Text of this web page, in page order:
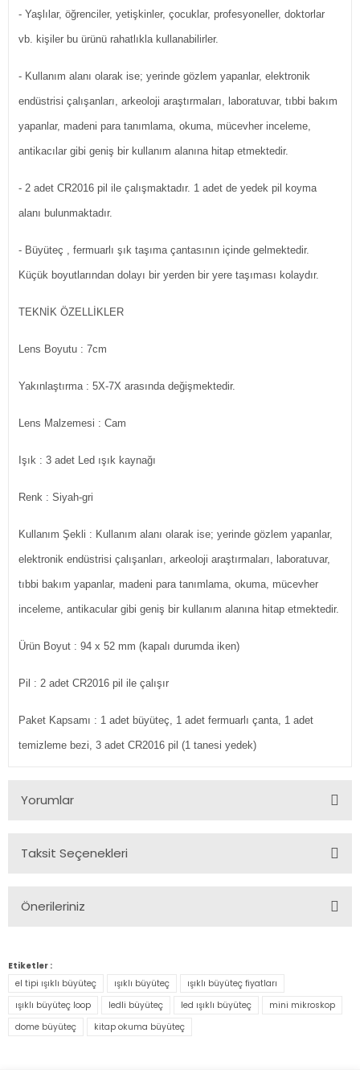
- Yaşlılar, öğrenciler, yetişkinler, çocuklar, profesyoneller, doktorlar
vb. kişiler bu ürünü rahatlıkla kullanabilirler.
- Kullanım alanı olarak ise; yerinde gözlem yapanlar, elektronik
endüstrisi çalışanları, arkeoloji araştırmaları, laboratuvar, tıbbi bakım
yapanlar, madeni para tanımlama, okuma, mücevher inceleme,
antikacılar gibi geniş bir kullanım alanına hitap etmektedir.
- 2 adet CR2016 pil ile çalışmaktadır. 1 adet de yedek pil koyma
alanı bulunmaktadır.
- Büyüteç , fermuarlı şık taşıma çantasının içinde gelmektedir.
Küçük boyutlarından dolayı bir yerden bir yere taşıması kolaydır.
TEKNİK ÖZELLİKLER
Lens Boyutu : 7cm
Yakınlaştırma : 5X-7X arasında değişmektedir.
Lens Malzemesi : Cam
Işık : 3 adet Led ışık kaynağı
Renk : Siyah-gri
Kullanım Şekli : Kullanım alanı olarak ise; yerinde gözlem yapanlar,
elektronik endüstrisi çalışanları, arkeoloji araştırmaları, laboratuvar,
tıbbi bakım yapanlar, madeni para tanımlama, okuma, mücevher
inceleme, antikacular gibi geniş bir kullanım alanına hitap etmektedir.
Ürün Boyut : 94 x 52 mm (kapalı durumda iken)
Pil : 2 adet CR2016 pil ile çalışır
Paket Kapsamı : 1 adet büyüteç, 1 adet fermuarlı çanta, 1 adet
temizleme bezi, 3 adet CR2016 pil (1 tanesi yedek)
Yorumlar
Taksit Seçenekleri
Önerileriniz
konularda yetersiz gördüğünüz noktaları öneri formunu
kullanarak tarafımıza iletebilirsiniz.
Görüş ve önerileriniz için teşekkür ederiz.
Ürün resmi kalitesiz, bozuk veya görüntülenemiyor.
Etiketler :
el tipi ışıklı büyüteç
ışıklı büyüteç
ışıklı büyüteç fiyatları
ışıklı büyüteç loop
ledli büyüteç led ışıklı büyüteç
mini mikroskop
dome büyüteç
kitap okuma büyüteç